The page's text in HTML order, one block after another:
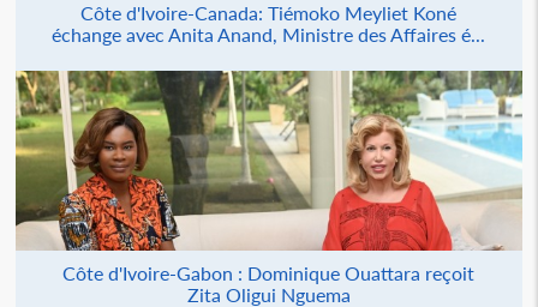
Côte d'Ivoire-Canada: Tiémoko Meyliet Koné
échange avec Anita Anand, Ministre des Affaires é...
Côte d'Ivoire-Gabon : Dominique Ouattara reçoit
Zita Oligui Nguema